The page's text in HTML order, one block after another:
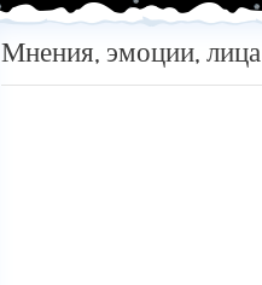
Мнения, эмоции, лица